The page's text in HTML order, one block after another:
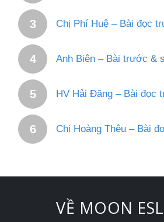
Chị Phí Huệ – Bài đọc
Anh Biên – Bài trước &
HV Hải Đăng – Bài đọc
Chị Hoàng Thêu – Bài
VỀ MOON ESL